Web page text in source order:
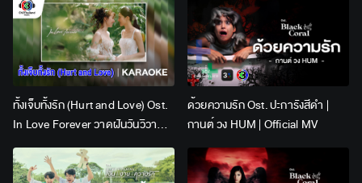
ทั้งเจ็บทั้งรัก (Hurt and Love) Ost.
In Love Forever วาดฝันวันวิวาห์ |
Lingling Kwong x Orm
Kornnaphat | Official Karaoke
ด้วยความรัก Ost. ปะการังสีดำ |
กานต์ วง HUM | Official MV